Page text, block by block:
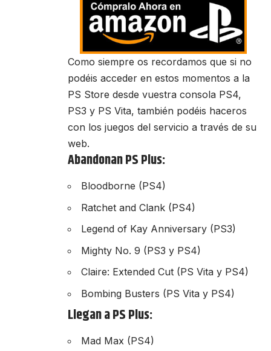
Como siempre os recordamos que si no
podéis acceder en estos momentos a la
PS Store desde vuestra consola PS4,
PS3 y PS Vita, también podéis haceros
con los juegos del servicio a través de su
web.
Abandonan PS Plus:
Bloodborne (PS4)
Ratchet and Clank (PS4)
Legend of Kay Anniversary (PS3)
Mighty No. 9 (PS3 y PS4)
Claire: Extended Cut (PS Vita y PS4)
Bombing Busters (PS Vita y PS4)
Llegan a PS Plus:
Mad Max (PS4)